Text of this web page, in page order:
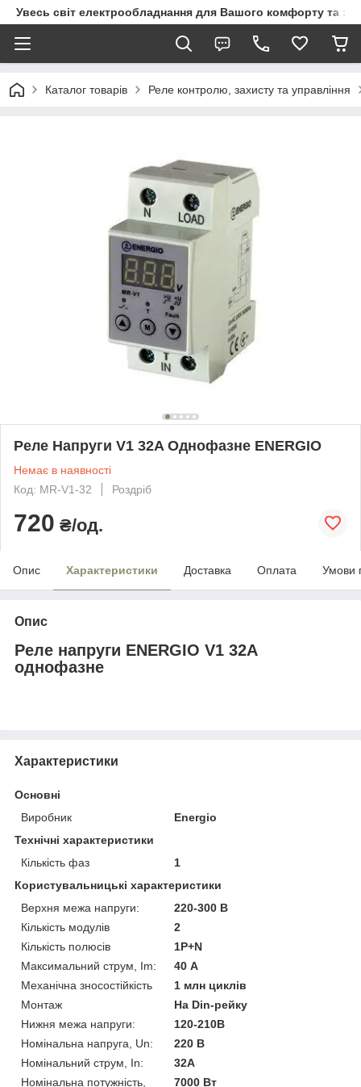
Увесь світ електрообладнання для Вашого комфорту та
Каталог товарів Реле контролю, захисту та управління
Реле Напруги V1 32A Однофазне ENERGIO
Немає в наявності
Код: MR-V1-32
Роздріб
720 ₴/од.
Опис Характеристики Доставка Оплата Умови
Опис
Реле напруги ENERGIO V1 32A
однофазне
Характеристики
Основні
Виробник
Energio
Технічні характеристики
Кількість фаз
1
Користувальницькі характеристики
Верхня межа напруги:
220-300 В
Кількість модулів
2
Кількість полюсів
1P+N
Максимальний струм, Im:
40 А
Механічна зносостійкість
1 млн циклів
Монтаж
На Din-рейку
Нижня межа напруги:
120-210В
Номінальна напруга, Un:
220 В
Номінальний струм, In:
32A
Номінальна потужність,
7000 Вт